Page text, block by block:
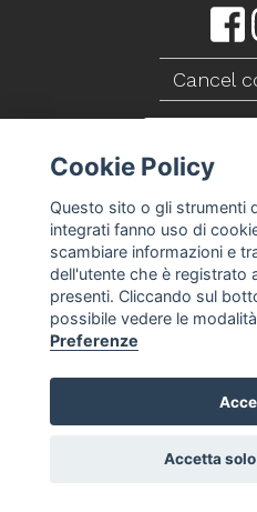
Cancel
Caseificio Mambelli
T&S Privacy Policy
Cookie Policy
Questo sito o gli strumenti
integrati fanno uso di
scambiare informazioni e
dell'utente che è registrato
presenti. Cliccando sul
possibile vedere le
Preferenze
Accetta